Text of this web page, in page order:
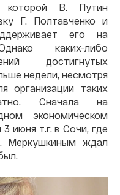
которой В. Путин
Г. Полтавченко и
его на
каких-либо
достигнутых
недели, несмотря
организации таких
Сначала на
экономическом
июня т.г. в Сочи, где
Меркушкиным ждал